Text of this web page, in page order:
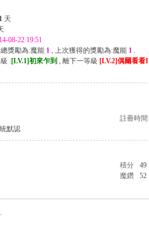
1 天
08-22 19:51
獎勵為:魔能 1 , 上次獲得的獎勵為:魔能 1 .
:[LV.1]初來乍到 , 離下一等級 [LV.2]偶爾看看I
註冊時間
默認
積分 49
魔鑽 52